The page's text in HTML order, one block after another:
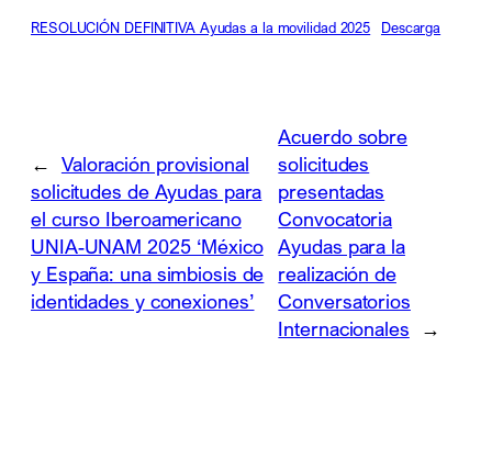
RESOLUCIÓN DEFINITIVA Ayudas a la movilidad 2025 Descarga
← Valoración provisional
solicitudes de Ayudas para
el curso Iberoamericano
UNIA-UNAM 2025 ‘México
y España: una simbiosis de
identidades y conexiones’
Acuerdo sobre
solicitudes
presentadas
Convocatoria
Ayudas para la
realización de
Conversatorios
Internacionales
→